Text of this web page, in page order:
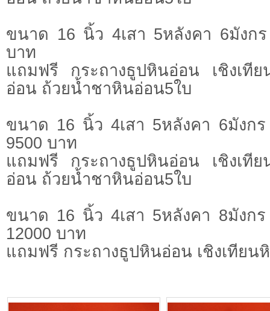
ขนาด 16 นิ้ว 4เสา 5หลังคา 6มังก
บาท
แถมฟรี กระถางธูปหินอ่อน เชิงเที
อ่อน ถ้วยน้ำชาหินอ่อน5ใบ
ขนาด 16 นิ้ว 4เสา 5หลังคา 6มังก
9500 บาท
แถมฟรี กระถางธูปหินอ่อน เชิงเที
อ่อน ถ้วยน้ำชาหินอ่อน5ใบ
ขนาด 16 นิ้ว 4เสา 5หลังคา 8มังก
12000 บาท
แถมฟรี กระถางธูปหินอ่อน เชิงเทียนหิ